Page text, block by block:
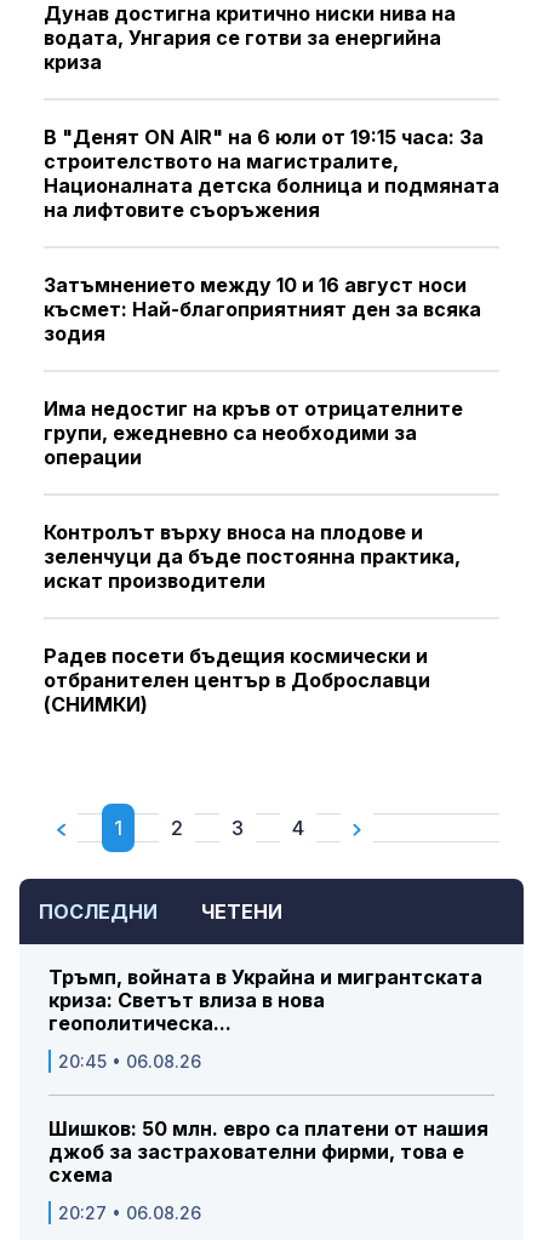
Дунав достигна критично ниски нива на
водата, Унгария се готви за енергийна
криза
В "Денят ON AIR" на 6 юли от 19:15 часа: За
строителството на магистралите,
Националната детска болница и подмяната
на лифтовите съоръжения
Затъмнението между 10 и 16 август носи
късмет: Най-благоприятният ден за всяка
зодия
Има недостиг на кръв от отрицателните
групи, ежедневно са необходими за
операции
Контролът върху вноса на плодове и
зеленчуци да бъде постоянна практика,
искат производители
Радев посети бъдещия космически и
отбранителен център в Доброславци
(СНИМКИ)
1 2 3 4
ПОСЛЕДНИ ЧЕТЕНИ
Тръмп, войната в Украйна и мигрантската
криза: Светът влиза в нова
геополитическа...
20:45 • 06.08.26
Шишков: 50 млн. евро са платени от нашия
джоб за застрахователни фирми, това е
схема
20:27 • 06.08.26